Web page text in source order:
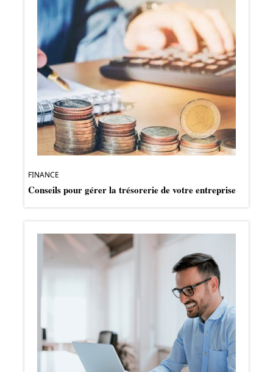
FINANCE
Conseils pour gérer la trésorerie de votre entreprise